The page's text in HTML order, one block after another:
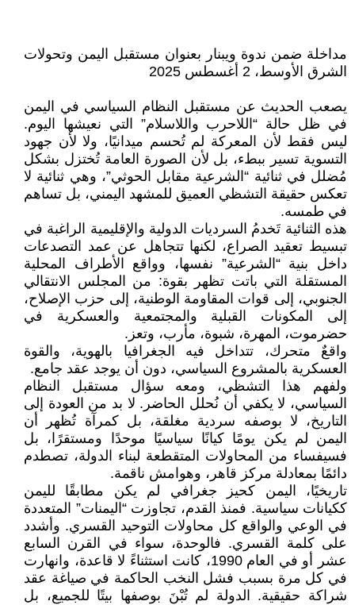
مداخلة ضمن ندوة ويبنار بعنوان مستقبل اليمن وتحولات
الشرق الأوسط، 2 أغسطس 2025
يصعب الحديث عن مستقبل النظام السياسي في اليمن
في ظل حالة “اللاحرب واللاسلام” التي نعيشها اليوم.
ليس فقط لأن المعركة لم تُحسم ميدانيًا، ولا لأن جهود
التسوية تسير ببطء، بل لأن الصورة العامة تُختزل بشكل
مُضلل في ثنائية “الشرعية مقابل الحوثي”، وهي ثنائية لا
تعكس حقيقة التشظي العميق للمشهد اليمني، بل تساهم
في طمسه.
هذه الثنائية تَخدمُ السرديات الدولية والإقليمية الراغبة في
تبسيط تعقيد الصراع، لكنها تتجاهل عن عمد التصدعات
داخل بنية “الشرعية” نفسها، وواقع الأطراف المحلية
المستقلة التي باتت تظهر بقوة: من المجلس الانتقالي
الجنوبي، إلى قوات المقاومة الوطنية، إلى حزب الإصلاح،
إلى المكونات القبلية والمجتمعية والعسكرية في
حضرموت، المهرة، شبوة، مأرب، وتعز.
واقعٌ متحرك، تتداخل فيه الجغرافيا بالهوية، والقوة
العسكرية بالمشروع السياسي، دون أن يوجد عقد جامع.
ولفهم هذا التشظي، ومعه سؤال مستقبل النظام
السياسي، لا يكفي أن نُحلل الحاضر. لا بد من العودة إلى
التاريخ، لا بوصفه سردية مغلقة، بل كمرآة تُظهر أن
اليمن لم يكن يومًا كيانًا سياسيًا موحدًا ومستقرًا، بل
فسيفساء من المحاولات المتقطعة لبناء الدولة، تصطدم
دائمًا بمعادلة مركز قاهر، وهوامش ناقمة.
تاريخيًا، اليمن كحيز جغرافي لم يكن مطابقًا لليمن
ككيانات سياسية. فمنذ القدم، تجاوزت “اليمنات” المتعددة
في الوعي والواقع كل محاولات التوحيد القسري. وأشدد
على كلمة القسري. فالوحدة، سواء في القرن السابع
عشر أو في العام 1990، كانت استثناءً لا قاعدة، وانهارت
في كل مرة بسبب فشل النخب الحاكمة في صياغة عقد
شراكة حقيقية. الدولة لم تُبْنَ بوصفها بيتًا للجميع، بل